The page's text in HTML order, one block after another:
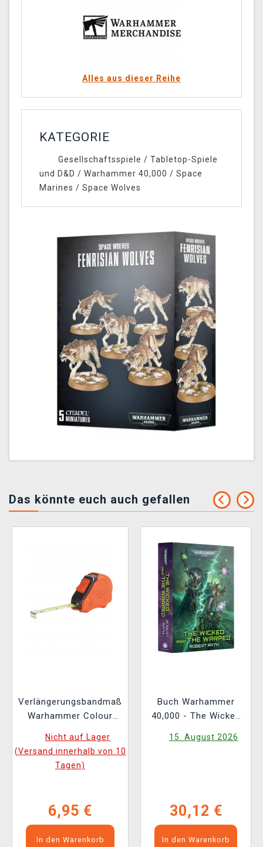
Alles aus dieser Reihe
KATEGORIE
Gesellschaftsspiele / Tabletop-Spiele
und D&D / Warhammer 40,000 / Space
Marines / Space Wolves
Das könnte euch auch gefallen
Verlängerungsbandmaß
Warhammer Colour
Nicht auf Lager
(Versand innerhalb von 10
Tagen)
6,95 €
In den Warenkorb
Buch Warhammer
40,000 - The Wicked
15. August 2026
30,12 €
In den Warenkorb